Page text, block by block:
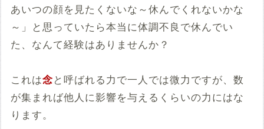
あいつの顔を見たくないな～休んでくれないかな
～」と思っていたら本当に体調不良で休んでい
た、なんて経験はありませんか？
これは念 と呼ばれる力で一人では微力ですが、数
が集まれば他人に影響を与えるくらいの力にはな
ります。